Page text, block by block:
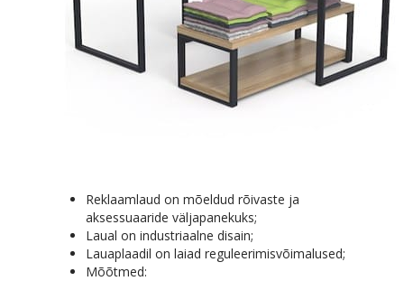
Reklaamlaud on mõeldud rõivaste ja
aksessuaaride väljapanekuks;
Laual on industriaalne disain;
Lauaplaadil on laiad reguleerimisvõimalused;
Mõõtmed: